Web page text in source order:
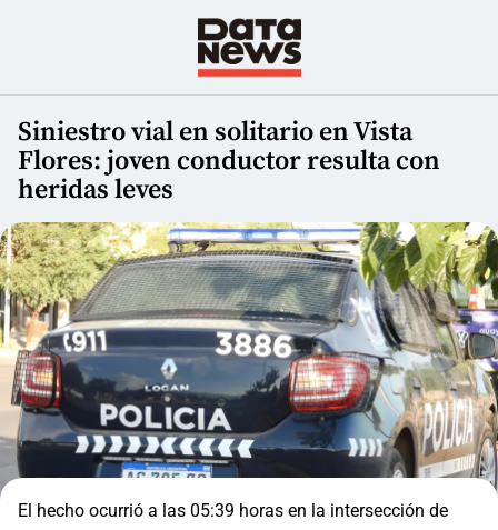
Siniestro vial en solitario en Vista
Flores: joven conductor resulta con
heridas leves
El hecho ocurrió a las 05:39 horas en la intersección de